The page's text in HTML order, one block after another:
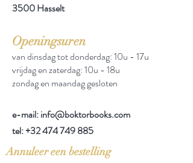
3500 Hasselt
Openingsuren
van dinsdag tot donderdag: 10u - 17u
vrijdag en zaterdag: 10u - 18u
zondag en maandag gesloten
e-mail: info@boktorbooks.com
tel:+32 474 749 885
Annuleer een bestelling